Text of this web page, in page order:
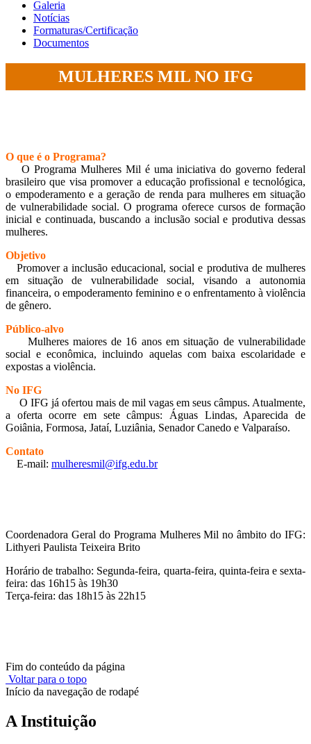
Galeria
Notícias
Formaturas/Certificação
Documentos
MULHERES MIL NO IFG
O que é o Programa?
O Programa Mulheres Mil é uma iniciativa do governo federal
brasileiro que visa promover a educação profissional e tecnológica,
o empoderamento e a geração de renda para mulheres em situação
de vulnerabilidade social. O programa oferece cursos de formação
inicial e continuada, buscando a inclusão social e produtiva dessas
mulheres.
Objetivo
Promover a inclusão educacional, social e produtiva de mulheres
em situação de vulnerabilidade social, visando a autonomia
financeira, o empoderamento feminino e o enfrentamento à violência
de gênero.
Público-alvo
Mulheres maiores de 16 anos em situação de vulnerabilidade
social e econômica, incluindo aquelas com baixa escolaridade e
expostas a violência.
No IFG
O IFG já ofertou mais de mil vagas em seus câmpus. Atualmente,
a oferta ocorre em sete câmpus: Águas Lindas, Aparecida de
Goiânia, Formosa, Jataí, Luziânia, Senador Canedo e Valparaíso.
Contato
E-mail: mulheresmil@ifg.edu.br
Coordenadora Geral do Programa Mulheres Mil no âmbito do IFG:
Lithyeri Paulista Teixeira Brito
Horário de trabalho: Segunda-feira, quarta-feira, quinta-feira e sexta-
feira: das 16h15 às 19h30
Terça-feira: das 18h15 às 22h15
Fim do conteúdo da página
Voltar para o topo
Início da navegação de rodapé
A Instituição